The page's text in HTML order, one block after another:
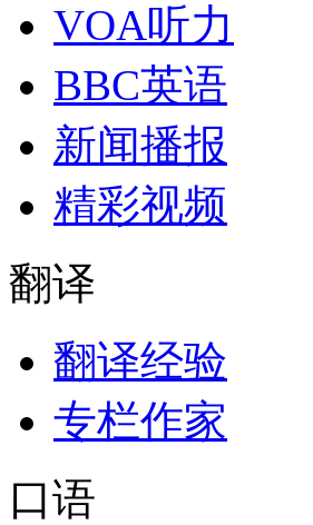
VOA听力
BBC英语
新闻播报
精彩视频
翻译
翻译经验
专栏作家
口语